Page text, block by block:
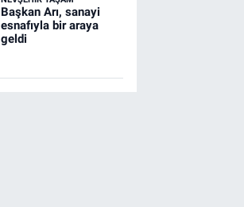
Başkan Arı, sanayi
esnafıyla bir araya
geldi